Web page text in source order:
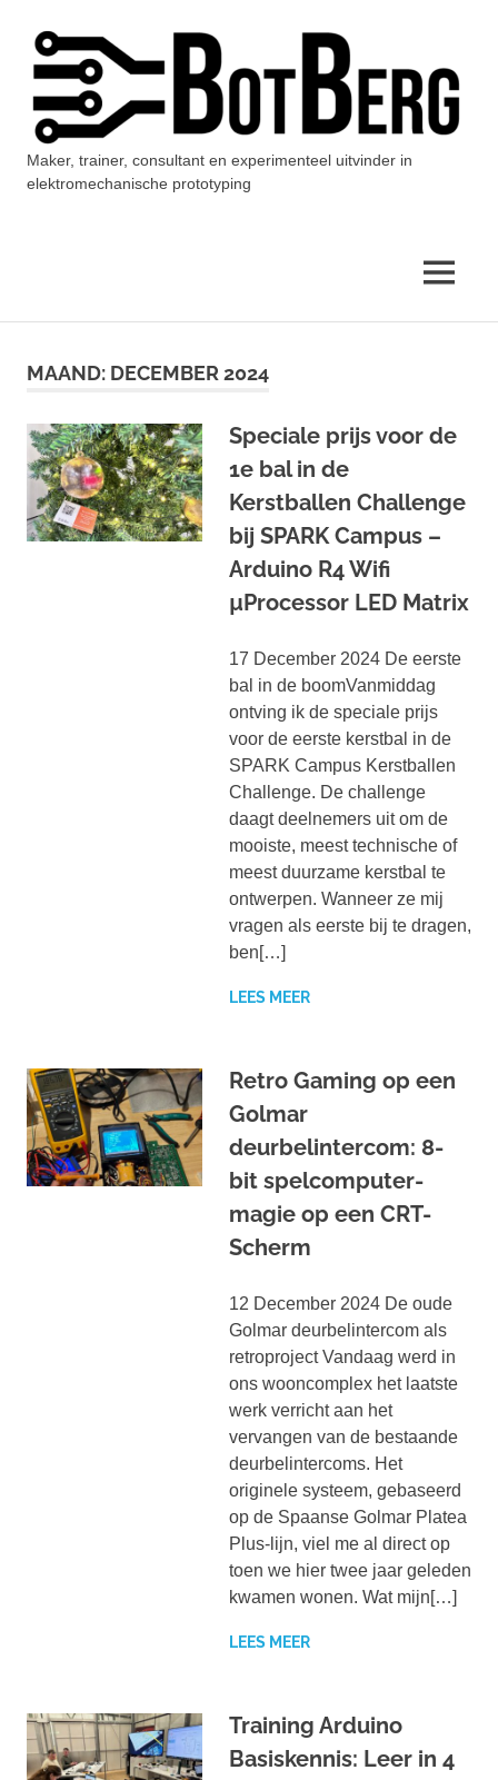
inhoud
BotBerg
Maker, trainer, consultant en experimenteel uitvinder in
elektromechanische prototyping
MENU
MAAND: DECEMBER 2024
Speciale prijs voor de
1e bal in de
Kerstballen Challenge
bij SPARK Campus –
Arduino R4 Wifi
µProcessor LED Matrix
17 December 2024 De eerste
bal in de boomVanmiddag
ontving ik de speciale prijs
voor de eerste kerstbal in de
SPARK Campus Kerstballen
Challenge. De challenge
daagt deelnemers uit om de
mooiste, meest technische of
meest duurzame kerstbal te
ontwerpen. Wanneer ze mij
vragen als eerste bij te dragen,
ben[…]
LEES MEER
Retro Gaming op een
Golmar
deurbelintercom: 8-
bit spelcomputer-
magie op een CRT-
Scherm
12 December 2024 De oude
Golmar deurbelintercom als
retroproject Vandaag werd in
ons wooncomplex het laatste
werk verricht aan het
vervangen van de bestaande
deurbelintercoms. Het
originele systeem, gebaseerd
op de Spaanse Golmar Platea
Plus-lijn, viel me al direct op
toen we hier twee jaar geleden
kwamen wonen. Wat mijn[…]
LEES MEER
Training Arduino
Basiskennis: Leer in 4